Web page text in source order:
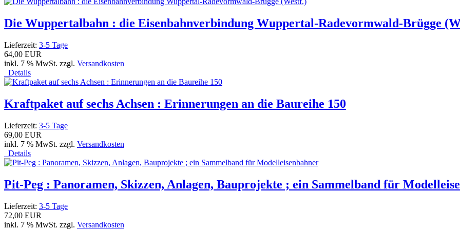
Die Wuppertalbahn : die Eisenbahnverbindung Wuppertal-Radevormwald-Brügge
Lieferzeit: 3-5 Tage
64,00 EUR
inkl. 7 % MwSt. zzgl. Versandkosten
Details
Kraftpaket auf sechs Achsen : Erinnerungen an die Baureihe 150
Lieferzeit: 3-5 Tage
69,00 EUR
inkl. 7 % MwSt. zzgl. Versandkosten
Details
Pit-Peg : Panoramen, Skizzen, Anlagen, Bauprojekte ; ein Sammelband für
Lieferzeit: 3-5 Tage
72,00 EUR
inkl. 7 % MwSt. zzgl. Versandkosten